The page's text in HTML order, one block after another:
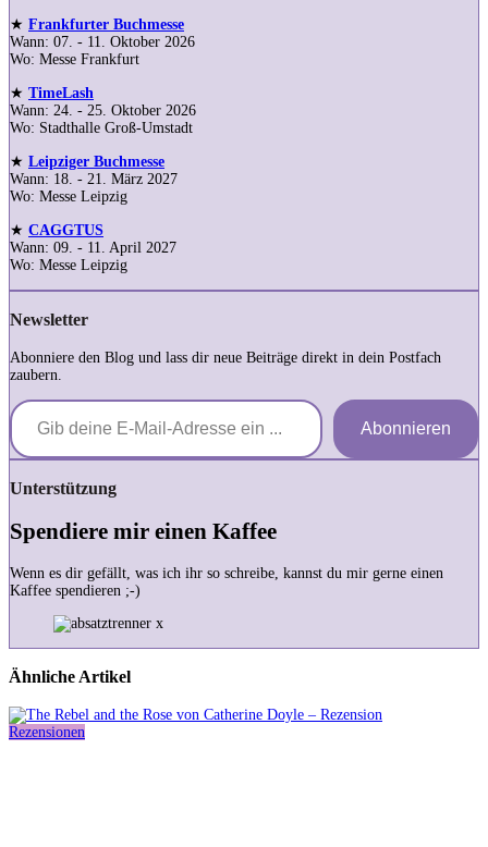
★ Frankfurter Buchmesse
Wann: 07. - 11. Oktober 2026
Wo: Messe Frankfurt
★ TimeLash
Wann: 24. - 25. Oktober 2026
Wo: Stadthalle Groß-Umstadt
★ Leipziger Buchmesse
Wann: 18. - 21. März 2027
Wo: Messe Leipzig
★ CAGGTUS
Wann: 09. - 11. April 2027
Wo: Messe Leipzig
Newsletter
Abonniere den Blog und lass dir neue Beiträge direkt in dein Postfach
zaubern.
Gib deine E-Mail-Adresse ein ...
Abonnieren
Unterstützung
Spendiere mir einen Kaffee
Wenn es dir gefällt, was ich ihr so schreibe, kannst du mir gerne einen
Kaffee spendieren ;-)
Ähnliche Artikel
Rezensionen